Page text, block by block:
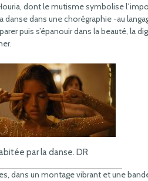
dont le mutisme symbolise
danse dans une chorégraphie -au
puis s’épanouir dans la beauté, la
par la danse. DR
dans un montage vibrant et une